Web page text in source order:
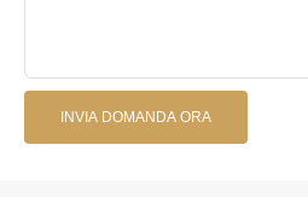
INVIA DOMANDA ORA